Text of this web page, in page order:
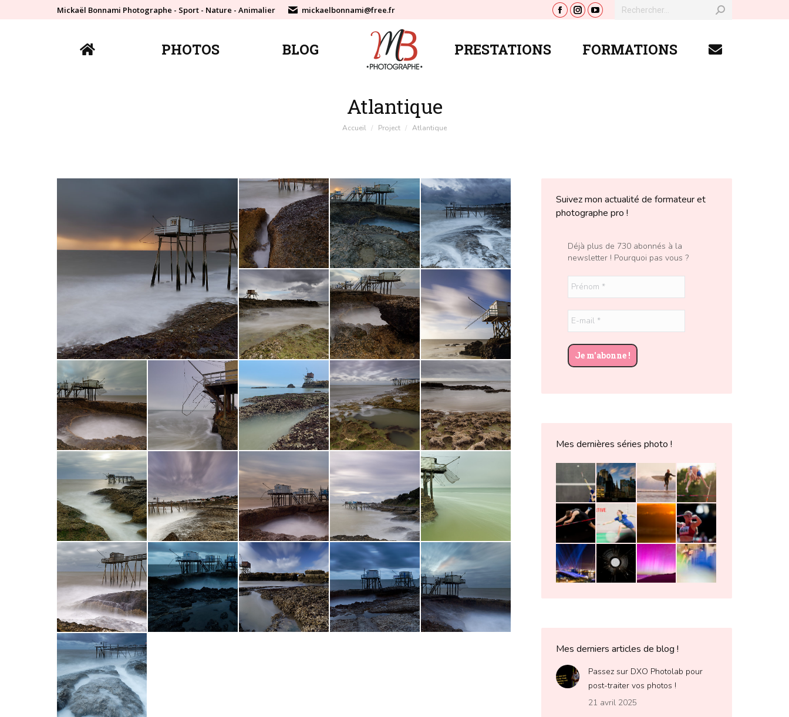
Mickaël Bonnami Photographe - Sport - Nature - Animalier mickaelbonnami@free.fr
La
Facebook
La
Instagram
La
YouTube
Recherche
PHOTOS BLOG PRESTATIONS FORMATIONS
Atlantique
Vous êtes ici :
Accueil Project Atlantique
Suivez mon actualité de formateur et
photographe pro !
Déjà plus de 730 abonnés à la
newsletter ! Pourquoi pas vous ?
Mes dernières séries photo !
Mes derniers articles de blog !
Passez sur DXO Photolab pour
post-traiter vos photos !
21 avril 2025